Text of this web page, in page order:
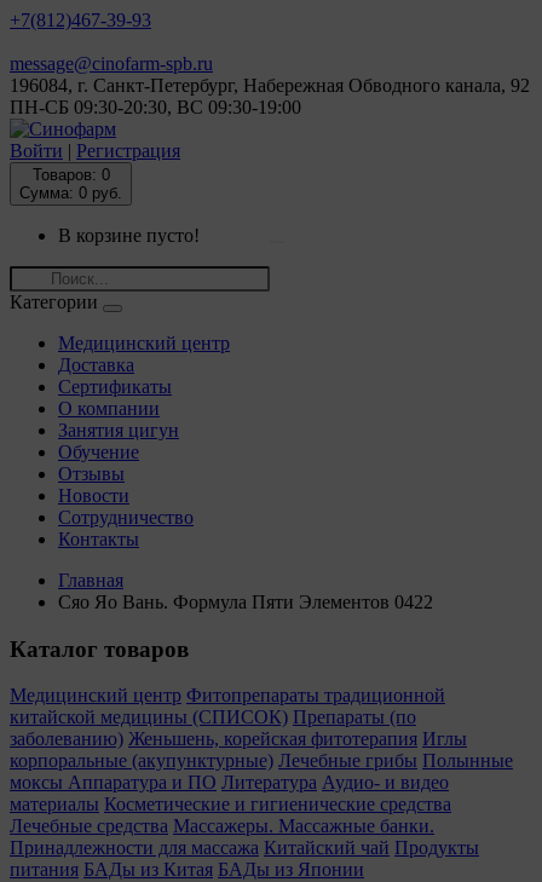
+7(812)467-39-93
message@cinofarm-spb.ru
196084, г. Санкт-Петербург, Набережная Обводного канала, 92
ПН-СБ 09:30-20:30, ВС 09:30-19:00
Войти | Регистрация
Товаров: 0
Сумма: 0 руб.
В корзине пусто!
Категории
Медицинский центр
Доставка
Сертификаты
О компании
Занятия цигун
Обучение
Отзывы
Новости
Сотрудничество
Контакты
Главная
Сяо Яо Вань. Формула Пяти Элементов 0422
Каталог товаров
Медицинский центр Фитопрепараты традиционной
китайской медицины (СПИСОК) Препараты (по
заболеванию) Женьшень, корейская фитотерапия Иглы
корпоральные (акупунктурные) Лечебные грибы Полынные
моксы Аппаратура и ПО Литература Аудио- и видео
материалы Косметические и гигиенические средства
Лечебные средства Массажеры. Массажные банки.
Принадлежности для массажа Китайский чай Продукты
питания БАДы из Китая БАДы из Японии